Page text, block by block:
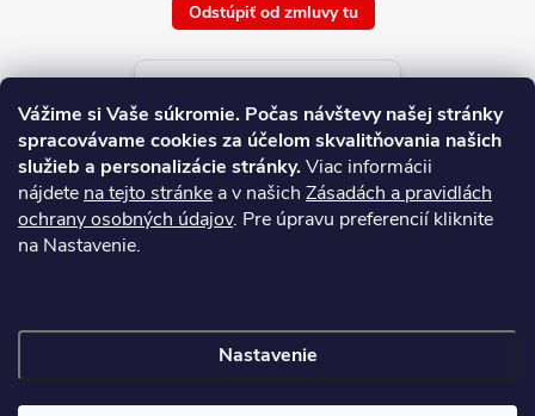
Vážime si Vaše súkromie. Počas návštevy našej stránky
spracovávame cookies za účelom skvalitňovania našich
služieb a personalizácie stránky.Viac informácii
nájdete na tejto stránke a v našich Zásadách a pravidlách
ochrany osobných údajov. Pre úpravu preferencií kliknite
na Nastavenie.
Nastavenie
Odstúpiť od zmluvy tu
Aktuálne ceny tovaru
platné od : 9/8/2026
Copyright 2026NAJ.SK. Všetky práva vyhradené.